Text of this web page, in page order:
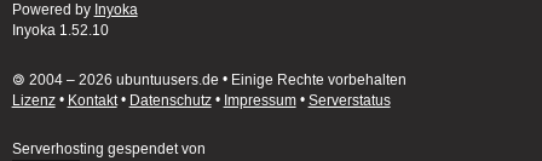
Powered by Inyoka
Inyoka 1.52.10
🄯 2004 – 2026 ubuntuusers.de • Einige Rechte vorbehalten
Lizenz• Kontakt• Datenschutz• Impressum• Serverstatus
Serverhosting gespendet von